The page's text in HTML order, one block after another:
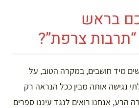
בראש
צרפת”?
מיד חושבים, במקרה הטוב, על
נגישה אותה מבין ככל הנראה רק
הרע, אנחנו רואים לנגד עיננו ספרים